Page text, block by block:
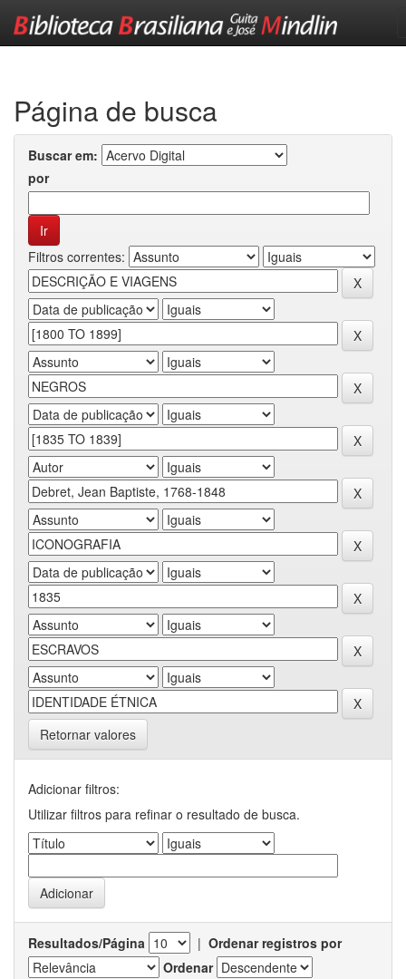
Página de busca
Buscar em:
por
Filtros correntes:
Retornar valores
Adicionar filtros:
Utilizar filtros para refinar o resultado de busca.
Resultados/Página | Ordenar registros por
Ordenar